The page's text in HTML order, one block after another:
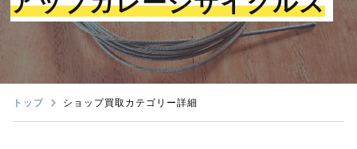
トップ ショップ買取カテゴリー詳細